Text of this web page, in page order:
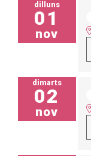
dilluns
01
nov
dimarts
02
nov